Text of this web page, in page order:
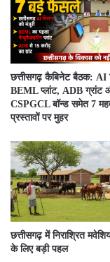
छत्तीसगढ़ कैबिनेट बैठक: AI
BEML प्लांट, ADB ग्रांट
CSPGCL बॉन्ड समेत 7
प्रस्तावों पर मुहर
छत्तीसगढ़ में निराश्रित
के लिए बड़ी पहल